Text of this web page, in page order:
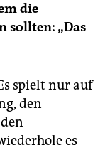
die
sollten: „Das
spielt nur auf
den
es